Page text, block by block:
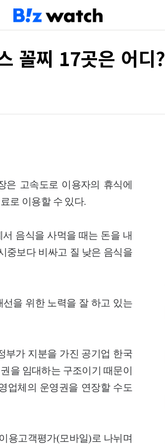
꼴찌 17곳은 어디?
은 고속도로 이용자의 휴식에
로 이용할 수 있다.
음식을 사먹을 때는 돈을 내
중보다 비싸고 질 낮은 음식을
을 위한 노력을 잘 하고 있는
부가 지분을 가진 공기업 한국
을 임대하는 구조이기 때문이
업체의 운영권을 연장할 수도
고객평가(모바일)로 나뉘며